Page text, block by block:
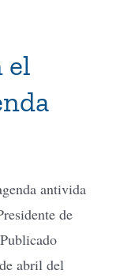
el
antivida
de
abril del